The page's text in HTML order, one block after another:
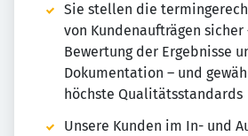
Sie stellen die
von Kundenaufträgen sicher
Bewertung der Ergebnisse
Dokumentation – und
höchste Qualitätsstandards
Unsere Kunden im In- und